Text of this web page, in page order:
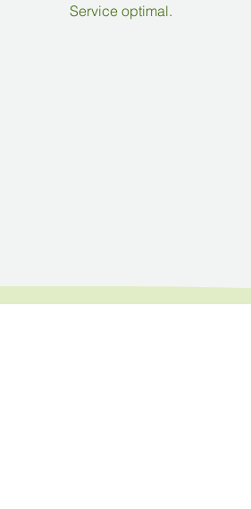
Service optimal.